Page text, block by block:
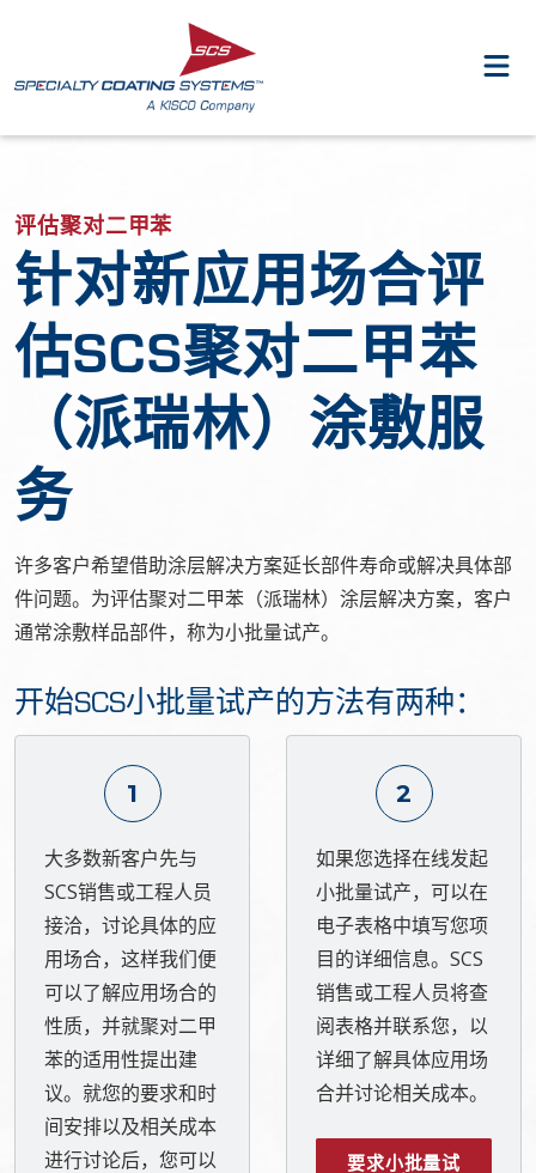
评估聚对二甲苯
针对新应用场合评
估SCS聚对二甲苯
（派瑞林）涂敷服
务
许多客户希望借助涂层解决方案延长部件寿命或解决具体部
件问题。为评估聚对二甲苯（派瑞林）涂层解决方案，客户
通常涂敷样品部件，称为小批量试产。
开始SCS小批量试产的方法有两种：
1
大多数新客户先与
SCS销售或工程人员
接洽，讨论具体的应
用场合，这样我们便
可以了解应用场合的
性质，并就聚对二甲
苯的适用性提出建
议。就您的要求和时
间安排以及相关成本
进行讨论后，您可以
2
如果您选择在线发起
小批量试产，可以在
电子表格中填写您项
目的详细信息。SCS
销售或工程人员将查
阅表格并联系您，以
详细了解具体应用场
合并讨论相关成本。
要求小批量试